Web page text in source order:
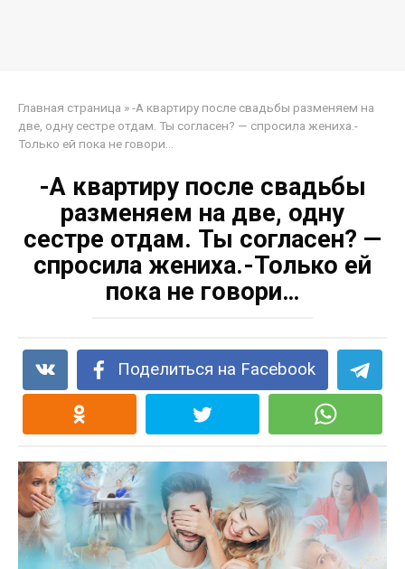
Главная страница »-А квартиру после свадьбы разменяем на
две, одну сестре отдам. Ты согласен? — спросила жениха.-
Только ей пока не говори…
-А квартиру после свадьбы
разменяем на две, одну
сестре отдам. Ты согласен? —
спросила жениха.-Только ей
пока не говори…
Поделиться на Facebook